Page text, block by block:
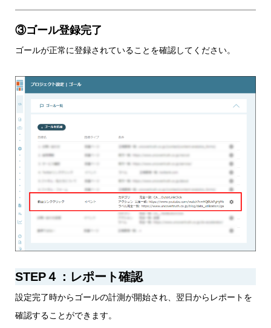
③ゴール登録完了
ゴールが正常に登録されていることを確認してください。
STEP４：レポート確認
設定完了時からゴールの計測が開始され、翌日からレポートを
確認することができます。